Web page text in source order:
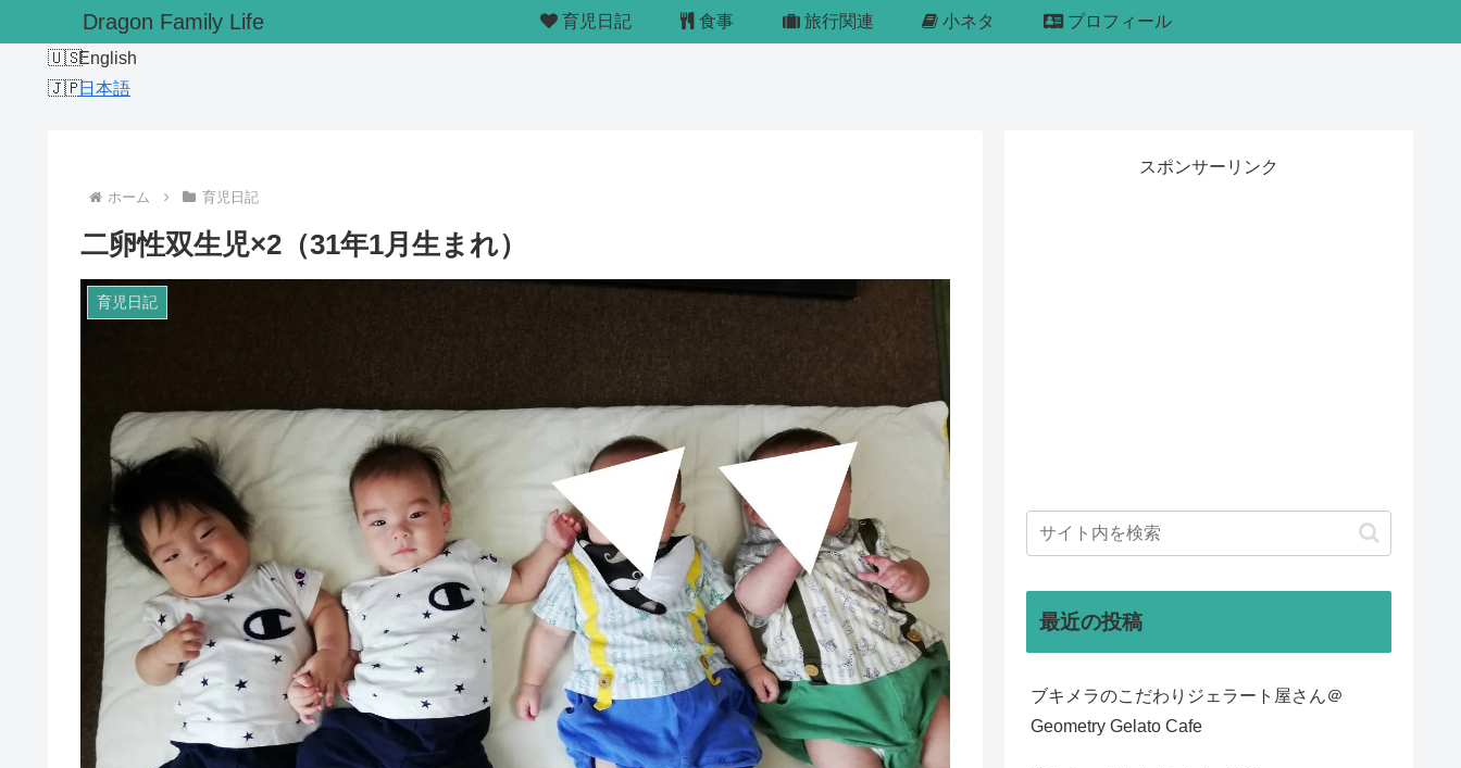
Dragon Family Life 育児日記 食事 旅行関連 小ネタ
プロフィール
English
日本語
ホーム 育児日記
二卵性双生児×2（31年1月生まれ）
育児日記
スポンサーリンク
最近の投稿
ブキメラのこだわりジェラート屋さん＠
Geometry Gelato Cafe